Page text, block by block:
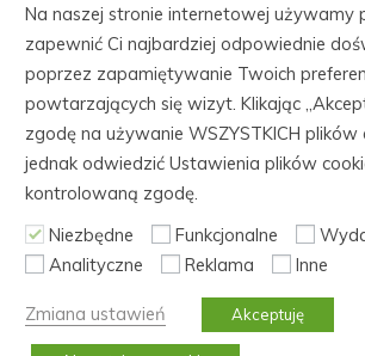
https://cedeka.pl/wp-
content/uploads/
CEDEKA Centrum Doskonalenia
Świecie, ul. Kiepury
tel.: 52 562 60 61, fax: 52 522 21
© Copyright 2006-2026 CeDeKa
Pliki cookies,Polityka
strony
Na naszej stronie internetowej używamy
zapewnić Ci najbardziej odpowiednie
poprzez zapamiętywanie Twoich
powtarzających się wizyt. Klikając
zgodę na używanie WSZYSTKICH plików
jednak odwiedzić Ustawienia plików
kontrolowaną zgodę.
Niezbędne
Funkcjonalne
Analityczne
Reklama Inne
Zmiana ustawień Akceptuję